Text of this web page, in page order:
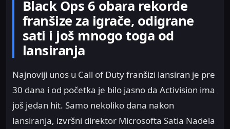
Black Ops 6 obara rekorde
franšize za igrače, odigrane
sati i još mnogo toga od
lansiranja
Najnoviji unos u Call of Duty franšizi lansiran je pre
30 dana i od početka je bilo jasno da Activision ima
još jedan hit. Samo nekoliko dana nakon
lansiranja, izvršni direktor Microsofta Satia Nadela